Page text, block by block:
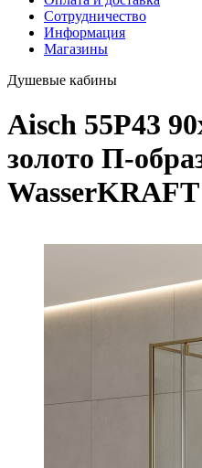
Сотрудничество
Информация
Магазины
Душевые кабины
Aisch 55P43
золото П-
WasserKRAFT